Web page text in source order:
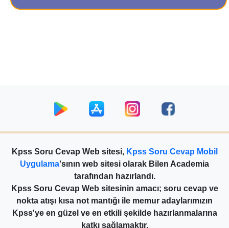
Kpss Soru Cevap Web sitesi, Kpss Soru Cevap Mobil
Uygulama'sının web sitesi olarak Bilen Academia
tarafından hazırlandı.
Kpss Soru Cevap Web sitesinin amacı; soru cevap ve
nokta atışı kısa not mantığı ile memur adaylarımızın
Kpss'ye en güzel ve en etkili şekilde hazırlanmalarına
katkı sağlamaktır.